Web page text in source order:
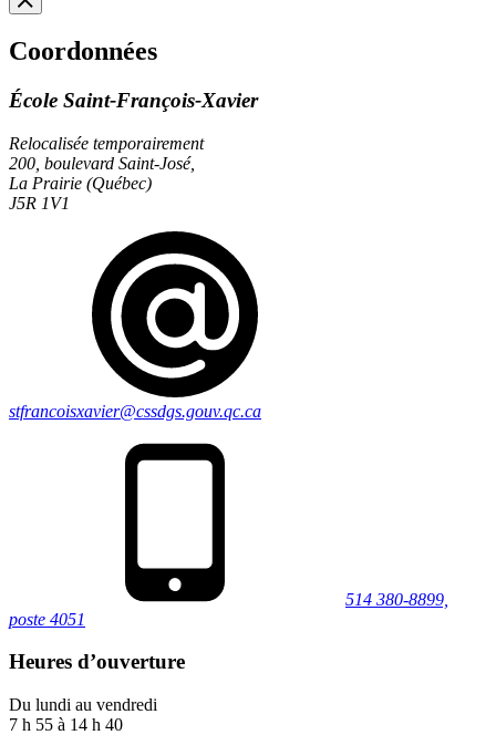
Coordonnées
École Saint-François-Xavier
Relocalisée temporairement
200, boulevard Saint-José,
La Prairie (Québec)
J5R 1V1
stfrancoisxavier@cssdgs.gouv.qc.ca
514 380-8899,
poste 4051
Heures d’ouverture
Du lundi au vendredi
7 h 55 à 14 h 40